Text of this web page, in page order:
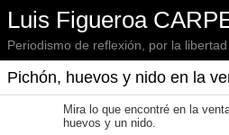
Luis Figueroa
Periodismo de reflexión, por la
Pichón, huevos y nido en la
Mira lo que encontré en la
huevos y un nido.